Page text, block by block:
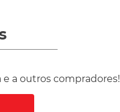
a outros compradores!